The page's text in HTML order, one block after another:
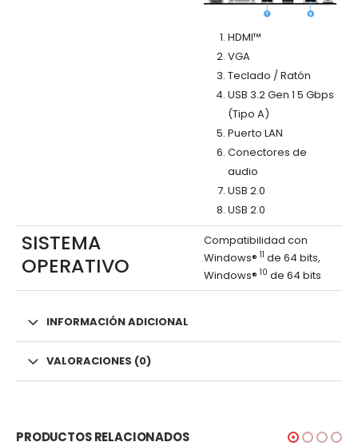
HDMI™
VGA
Teclado / Ratón
USB 3.2 Gen 1 5 Gbps
(Tipo A)
Puerto LAN
Conectores de
audio
USB 2.0
USB 2.0
SISTEMA
OPERATIVO
Compatibilidad con
Windows® 11 de 64 bits,
Windows® 10 de 64 bits
INFORMACIÓN ADICIONAL
VALORACIONES (0)
PRODUCTOS RELACIONADOS